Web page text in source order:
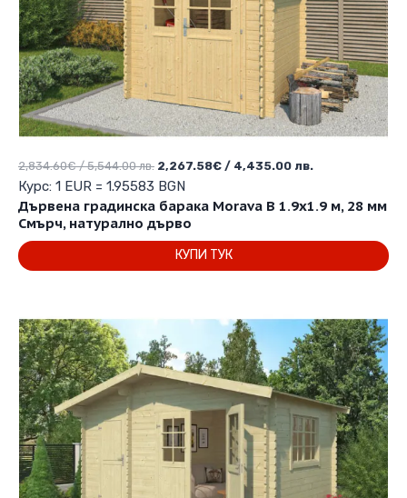
Дървена градинска барака Morava B 1.9х1.9 м, 28 мм
Смърч, натурално дърво
2,834.60€/ 5,544.00 лв. Original
price
was:
2,834.60€
5,544.00 лв..
2,267.58€ / 4,435.00 лв.
е:
Курс: 1 EUR = 1.95583 BGN
КУПИ ТУК